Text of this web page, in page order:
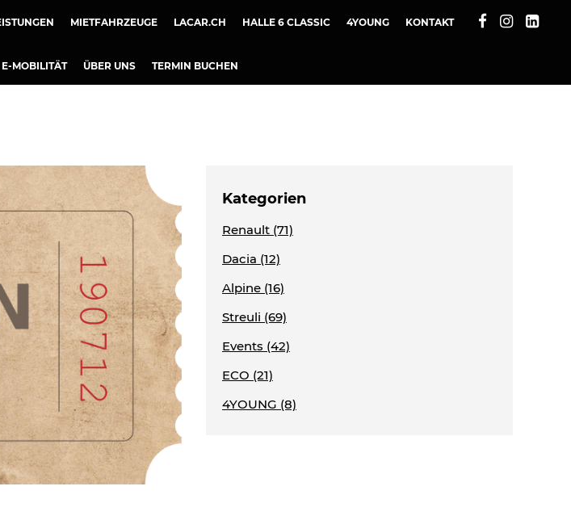
MIETFAHRZEUGE LACAR.CH HALLE 6 CLASSIC 4YOUNG KONTAKT
E-MOBILITÄT ÜBER UNS TERMIN BUCHEN
Kategorien
Renault (71)
Dacia (12)
Alpine (16)
Streuli (69)
Events (42)
ECO (21)
4YOUNG (8)